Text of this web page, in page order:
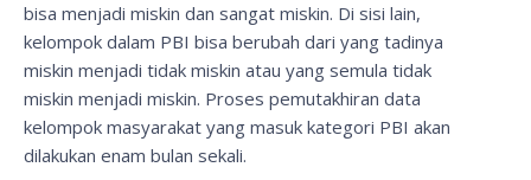
bisa menjadi miskin dan sangat miskin. Di sisi lain,
kelompok dalam PBI bisa berubah dari yang tadinya
miskin menjadi tidak miskin atau yang semula tidak
miskin menjadi miskin. Proses pemutakhiran data
kelompok masyarakat yang masuk kategori PBI akan
dilakukan enam bulan sekali.